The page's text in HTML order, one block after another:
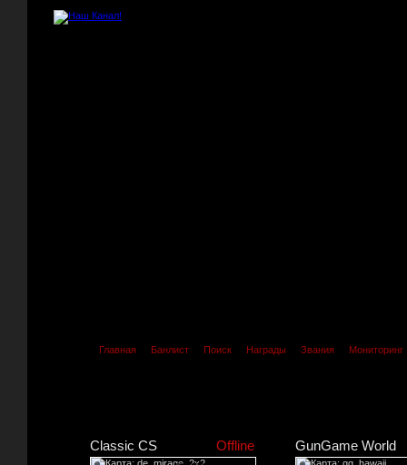
Главная Банлист Поиск Награды Звания Мониторинг
Classic CS Offline GunGame World